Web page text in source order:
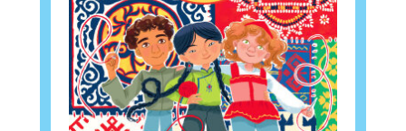
Подпишись на рассылку
Получи электронный "Классный журнал" в
подарок!
Укажите имя